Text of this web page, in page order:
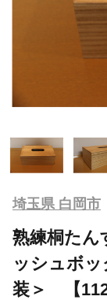
埼玉県 白岡市
熟練桐たん
ッシュボ
装＞ 【